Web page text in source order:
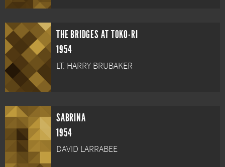
THE BRIDGES AT TOKO-RI
1954
LT. HARRY BRUBAKER
SABRINA
1954
DAVID LARRABEE